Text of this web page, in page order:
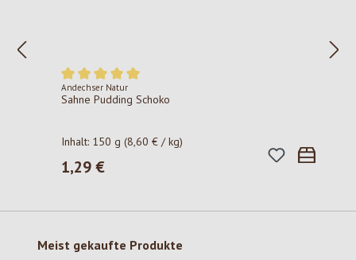
Durchschnittliche Bewertung von 5 von 5 Sternen
Andechser Natur
Sahne Pudding Schoko
Inhalt: 150 g(8,60 € / kg)
Regulärer Preis:
1,29 €
Produktgalerie überspringen
Meist gekaufte Produkte